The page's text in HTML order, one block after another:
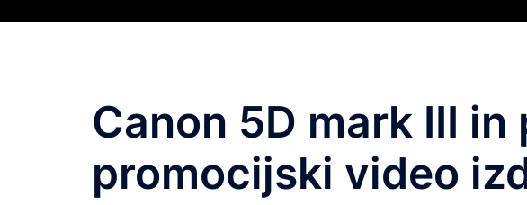
Canon 5D mark III in
promocijski video